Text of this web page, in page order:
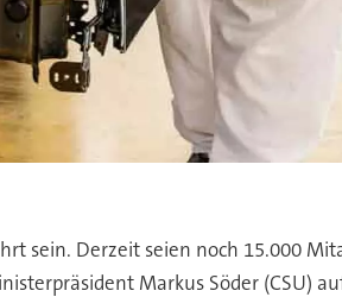
sein. Derzeit seien noch 15.000
Markus Söder (CSU)